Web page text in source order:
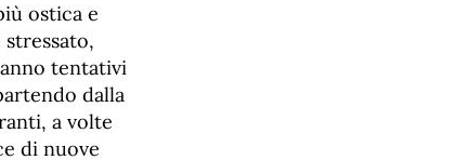
ostica e
tentativi
dalla
a volte
di nuove